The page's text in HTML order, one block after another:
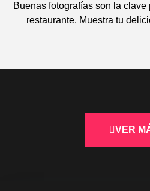
Buenas fotografías son la
restaurante. Muestra tu
VER